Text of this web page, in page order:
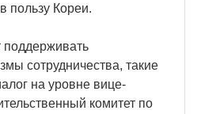
пользу Кореи.
сотрудничества, такие
на уровне вице-
комитет по